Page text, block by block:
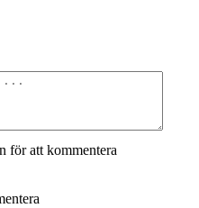
för att kommentera